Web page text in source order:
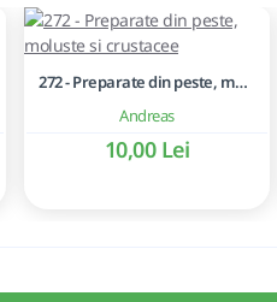
Andreas
272 - Preparate din peste, moluste si crustacee
10,00 Lei